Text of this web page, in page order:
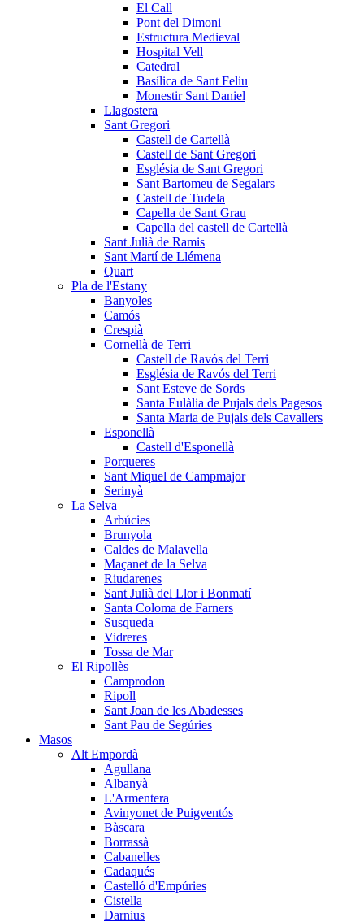
El Call
Pont del Dimoni
Estructura Medieval
Hospital Vell
Catedral
Basílica de Sant Feliu
Monestir Sant Daniel
Llagostera
Sant Gregori
Castell de Cartellà
Castell de Sant Gregori
Església de Sant Gregori
Sant Bartomeu de Segalars
Castell de Tudela
Capella de Sant Grau
Capella del castell de Cartellà
Sant Julià de Ramis
Sant Martí de Llémena
Quart
Pla de l'Estany
Banyoles
Camós
Crespià
Cornellà de Terri
Castell de Ravós del Terri
Església de Ravós del Terri
Sant Esteve de Sords
Santa Eulàlia de Pujals dels Pagesos
Santa Maria de Pujals dels Cavallers
Esponellà
Castell d'Esponellà
Porqueres
Sant Miquel de Campmajor
Serinyà
La Selva
Arbúcies
Brunyola
Caldes de Malavella
Maçanet de la Selva
Riudarenes
Sant Julià del Llor i Bonmatí
Santa Coloma de Farners
Susqueda
Vidreres
Tossa de Mar
El Ripollès
Camprodon
Ripoll
Sant Joan de les Abadesses
Sant Pau de Segúries
Masos
Alt Empordà
Agullana
Albanyà
L'Armentera
Avinyonet de Puigventós
Bàscara
Borrassà
Cabanelles
Cadaqués
Castelló d'Empúries
Cistella
Darnius